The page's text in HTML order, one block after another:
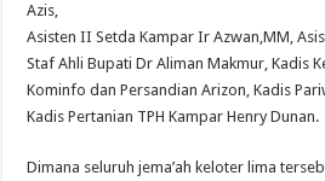
Azis,
Asisten II Setda Kampar Ir Azwan,MM,
Staf Ahli Bupati Dr Aliman Makmur, Kadis
Kominfo dan Persandian Arizon, Kadis
Kadis Pertanian TPH Kampar Henry Dunan.
Dimana seluruh jema’ah keloter lima